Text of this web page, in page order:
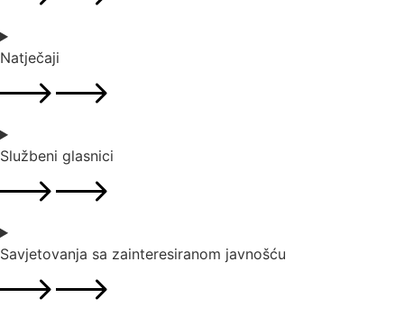
Natječaji
Službeni glasnici
Savjetovanja sa zainteresiranom javnošću